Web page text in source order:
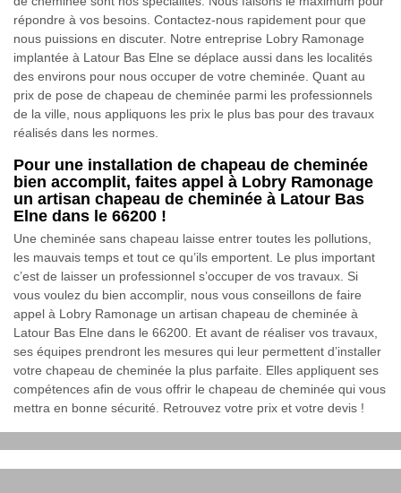
répondre à vos besoins. Contactez-nous rapidement pour que
nous puissions en discuter. Notre entreprise Lobry Ramonage
implantée à Latour Bas Elne se déplace aussi dans les localités
des environs pour nous occuper de votre cheminée. Quant au
prix de pose de chapeau de cheminée parmi les professionnels
de la ville, nous appliquons les prix le plus bas pour des travaux
réalisés dans les normes.
Pour une installation de chapeau de cheminée
bien accomplit, faites appel à Lobry Ramonage
un artisan chapeau de cheminée à Latour Bas
Elne dans le 66200 !
Une cheminée sans chapeau laisse entrer toutes les pollutions,
les mauvais temps et tout ce qu’ils emportent. Le plus important
c’est de laisser un professionnel s’occuper de vos travaux. Si
vous voulez du bien accomplir, nous vous conseillons de faire
appel à Lobry Ramonage un artisan chapeau de cheminée à
Latour Bas Elne dans le 66200. Et avant de réaliser vos travaux,
ses équipes prendront les mesures qui leur permettent d’installer
votre chapeau de cheminée la plus parfaite. Elles appliquent ses
compétences afin de vous offrir le chapeau de cheminée qui vous
mettra en bonne sécurité. Retrouvez votre prix et votre devis !